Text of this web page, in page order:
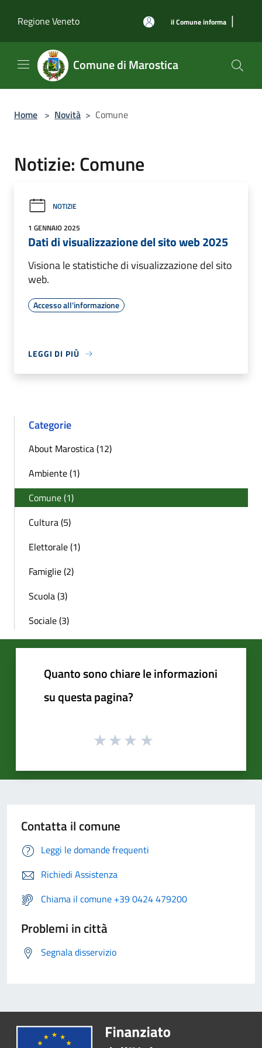
Regione Veneto
il Comune informa |
Comune di Marostica
Home > Novità > Comune
Notizie: Comune
NOTIZIE
1 GENNAIO 2025
Dati di visualizzazione del sito web 2025
Visiona le statistiche di visualizzazione del sito
web.
Accesso all'informazione
LEGGI DI PIÙ
Categorie
About Marostica (12)
Ambiente (1)
Comune (1)
Cultura (5)
Elettorale (1)
Famiglie (2)
Scuola (3)
Sociale (3)
Quanto sono chiare le informazioni
su questa pagina?
Contatta il comune
Leggi le domande frequenti
Richiedi Assistenza
Chiama il comune +39 0424 479200
Problemi in città
Segnala disservizio